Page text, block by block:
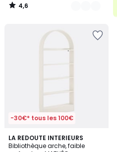
4,6
/
-30€* tous les 100€
LA REDOUTE INTERIEURS
Bibliothèque arche, faible